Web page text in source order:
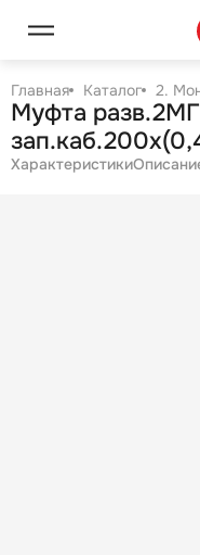
Главная Каталог 2.
Муфта
Характеристики